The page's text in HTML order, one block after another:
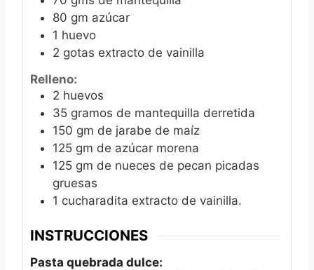
80 gm azúcar
1 huevo
2 gotas extracto de vainilla
Relleno:
2 huevos
35 gramos de mantequilla derretida
150 gm de jarabe de maíz
125 gm de azúcar morena
125 gm de nueces de pecan picadas
gruesas
1 cucharadita extracto de vainilla.
INSTRUCCIONES
Pasta quebrada dulce: